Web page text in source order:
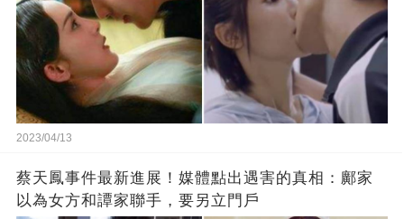
2023/04/13
蔡天鳳事件最新進展！媒體點出遇害的真相：鄺家
以為女方和譚家聯手，要另立門戶